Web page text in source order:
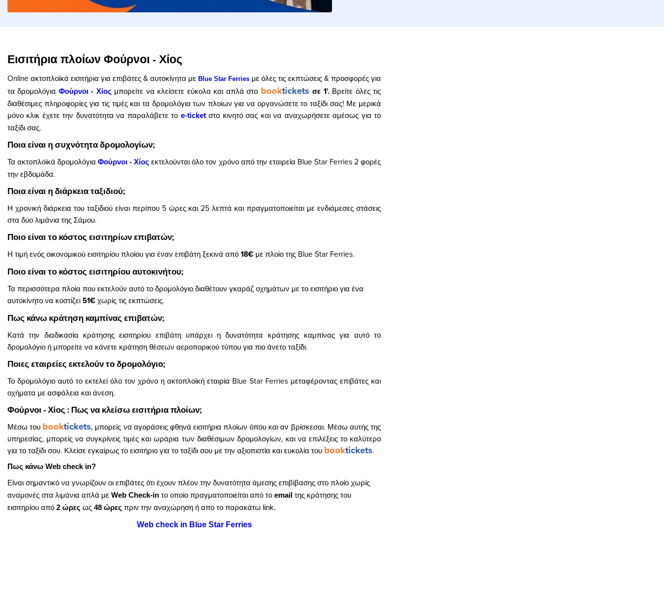
Εισιτήρια πλοίων Φούρνοι - Χίος
Online ακτοπλοϊκά εισιτήρια για επιβάτες & αυτοκίνητα με Blue Star Ferries με όλες τις εκπτώσεις & προσφορές για
τα δρομολόγια Φούρνοι- Χίος μπορείτε να κλείσετε εύκολα και απλά στο bookticketsσε 1'. Βρείτε όλες τις
διαθέσιμες πληροφορίες για τις τιμές και τα δρομολόγια των πλοίων για να οργανώσετε το ταξίδι σας! Με μερικά
μόνο κλικ έχετε την δυνατότητα να παραλάβετε το e-ticketστο κινητό σας και να αναχωρήσετε αμέσως για το
ταξίδι σας.
Ποια είναι η συχνότητα δρομολογίων;
Τα ακτοπλοϊκά δρομολόγιαΦούρνοι-Χίοςεκτελούνται όλο τον χρόνο από την εταιρεία Blue Star Ferries 2 φορές
την εβδομάδα.
Ποια είναι η διάρκεια ταξιδιού;
Η χρονική διάρκεια του ταξιδιού είναι περίπου 5 ώρες και 25 λεπτά και πραγματοποιείται με ενδιάμεσες στάσεις
στα δύο λιμάνια της Σάμου.
Ποιο είναι το κόστος εισιτηρίων επιβατών;
Η τιμή ενός οικονομικού εισιτηρίου πλοίου για έναν επιβάτη ξεκινά από18€ με πλοίο της Blue Star Ferries.
Ποιο είναι το κόστος εισιτηρίου αυτοκινήτου;
Τα περισσότερα πλοία που εκτελούν αυτό το δρομολόγιο διαθέτουν γκαράζ οχημάτων με το εισιτήριο για ένα
αυτοκίνητο να κοστίζει 51€χωρίς τις εκπτώσεις.
Πως κάνω κράτηση καμπίνας επιβατών;
Κατά την διαδικασία κράτησης εισιτηρίου επιβάτη υπάρχει η δυνατότητα κράτησης καμπίνας για αυτό το
δρομολόγιο ή μπορείτε να κάνετε κράτηση θέσεων αεροπορικού τύπου για πιο άνετο ταξίδι.
Ποιες εταιρείες εκτελούν το δρομολόγιο;
Το δρομολόγιο αυτό το εκτελεί όλο τον χρόνο η ακτοπλοϊκή εταιρία Blue Star Ferries μεταφέροντας επιβάτες και
οχήματα με ασφάλεια και άνεση.
Φούρνοι - Χίος : Πως να κλείσω εισιτήρια πλοίων;
Μέσω του booktickets, μπορείς να αγοράσεις φθηνά εισιτήρια πλοίων όπου και αν βρίσκεσαι. Μέσω αυτής της
υπηρεσίας, μπορείς να συγκρίνεις τιμές και ωράρια των διαθέσιμων δρομολογίων, και να επιλέξεις το καλύτερο
για το ταξίδι σου. Κλείσε εγκαίρως το εισιτήριο για το ταξίδι σου με την αξιοπιστία και ευκολία του booktickets.
Πως κάνω Web check in?
Είναι σημαντικό να γνωρίζουν οι επιβάτες ότι έχουν πλέον την δυνατότητα άμεσης επιβίβασης στο πλοίο χωρίς
αναμονές στα λιμάνια απλά με Web Check-in το οποίο πραγματοποιείται από το email της κράτησης του
εισιτηρίου από 2 ώρες ως 48 ώρες πριν την αναχώρηση ή απo τo παρακάτω link.
Web check in Blue Star Ferries